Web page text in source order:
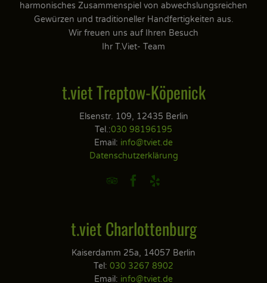
harmonisches Zusammenspiel von abwechslungsreichen
Gewürzen und traditioneller Handfertigkeiten aus.
Wir freuen uns auf Ihren Besuch
Ihr T.Viet- Team
t.viet Treptow-Köpenick
Elsenstr. 109, 12435 Berlin
Tel.:030 98196195
Email: info@tviet.de
Datenschutzerklärung
  
t.viet Charlottenburg
Kaiserdamm 25a, 14057 Berlin
Tel: 030 3267 8902
Email: info@tviet.de